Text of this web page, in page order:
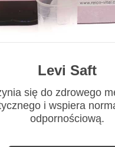
Levi Saft
się do zdrowego
i wspiera
odpornościową.